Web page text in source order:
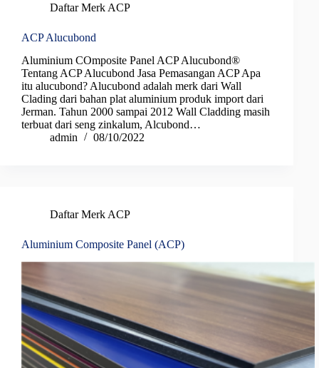
Daftar Merk ACP
ACP Alucubond
Aluminium COmposite Panel ACP Alucubond®
Tentang ACP Alucubond Jasa Pemasangan ACP Apa
itu alucubond? Alucubond adalah merk dari Wall
Clading dari bahan plat aluminium produk import dari
Jerman. Tahun 2000 sampai 2012 Wall Cladding masih
terbuat dari seng zinkalum, Alcubond…
admin
08/10/2022
Daftar Merk ACP
Aluminium Composite Panel (ACP)